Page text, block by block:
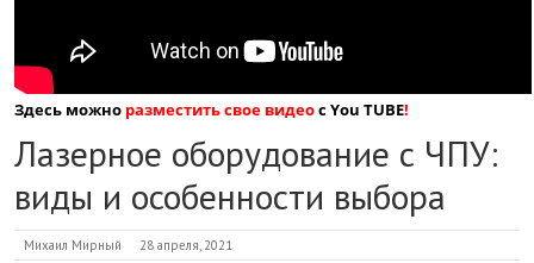
Здесь можно разместить свое видеос You TUBE!
Лазерное оборудование с ЧПУ:
виды и особенности выбора
Михаил Мирный 28 апреля, 2021